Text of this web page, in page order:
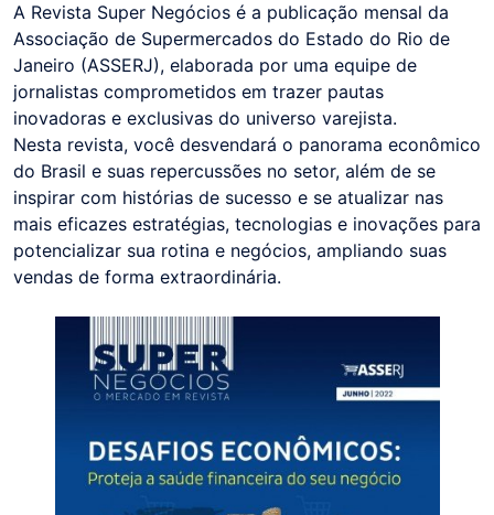
A Revista Super Negócios é a publicação mensal da
Associação de Supermercados do Estado do Rio de
Janeiro (ASSERJ), elaborada por uma equipe de
jornalistas comprometidos em trazer pautas
inovadoras e exclusivas do universo varejista.
Nesta revista, você desvendará o panorama econômico
do Brasil e suas repercussões no setor, além de se
inspirar com histórias de sucesso e se atualizar nas
mais eficazes estratégias, tecnologias e inovações para
potencializar sua rotina e negócios, ampliando suas
vendas de forma extraordinária.